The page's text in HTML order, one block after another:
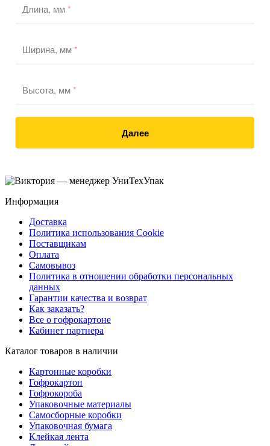
Длина, мм*
Ширина, мм*
Высота, мм*
Далее
Информация
Доставка
Политика использования Cookie
Поставщикам
Оплата
Самовывоз
Политика в отношении обработки персональных
данных
Гарантии качества и возврат
Как заказать?
Все о гофрокартоне
Кабинет партнера
Каталог товаров в наличии
Картонные коробки
Гофрокартон
Гофрокороба
Упаковочные материалы
Самосборные коробки
Упаковочная бумага
Клейкая лента